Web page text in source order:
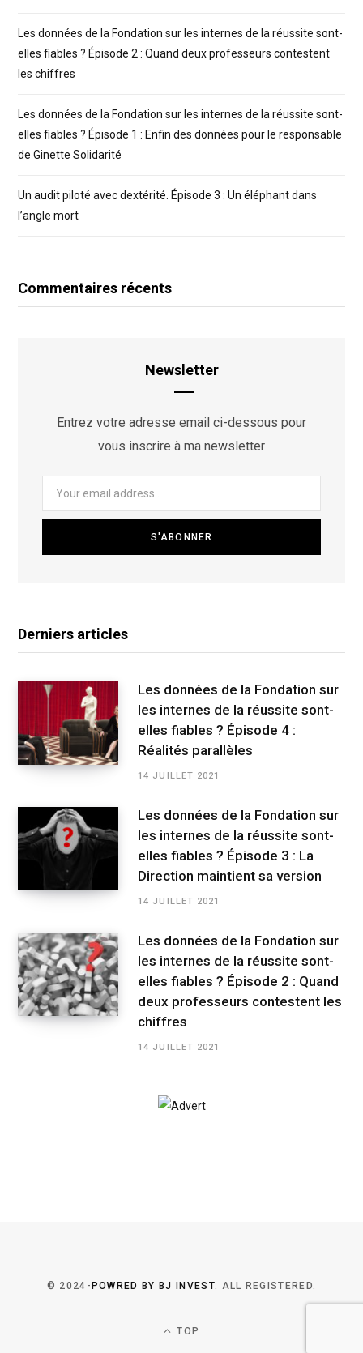
Les données de la Fondation sur les internes de la réussite sont-
elles fiables ? Épisode 2 : Quand deux professeurs contestent
les chiffres
Les données de la Fondation sur les internes de la réussite sont-
elles fiables ? Épisode 1 : Enfin des données pour le responsable
de Ginette Solidarité
Un audit piloté avec dextérité. Épisode 3 : Un éléphant dans
l’angle mort
Commentaires récents
Newsletter
Entrez votre adresse email ci-dessous pour
vous inscrire à ma newsletter
Derniers articles
Les données de la Fondation sur
les internes de la réussite sont-
elles fiables ? Épisode 4 :
Réalités parallèles
14 JUILLET 2021
Les données de la Fondation sur
les internes de la réussite sont-
elles fiables ? Épisode 3 : La
Direction maintient sa version
14 JUILLET 2021
Les données de la Fondation sur
les internes de la réussite sont-
elles fiables ? Épisode 2 : Quand
deux professeurs contestent les
chiffres
14 JUILLET 2021
© 2024-POWRED BY BJ INVEST. ALL REGISTERED.
TOP